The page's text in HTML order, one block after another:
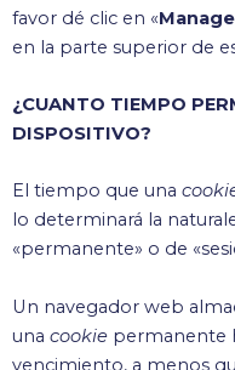
favor dé clic en «
en la parte superior de
¿CUANTO TIEMPO
DISPOSITIVO?
El tiempo que una
lo determinará la
«permanente» o de
Un navegador web
una cookie permanente
vencimiento, a menos